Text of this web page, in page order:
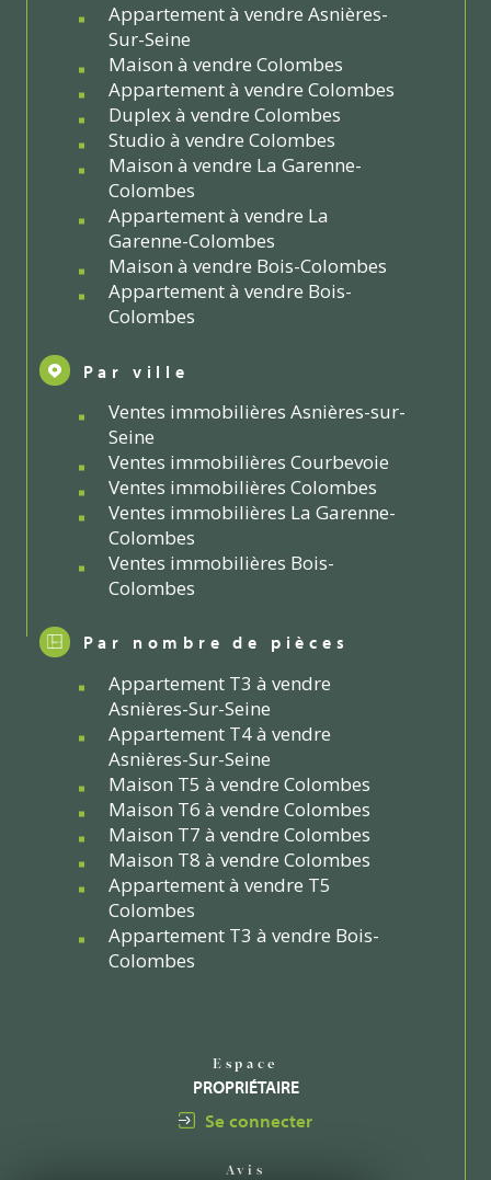
Appartement à vendre Asnières-
Sur-Seine
Maison à vendre Colombes
Appartement à vendre Colombes
Duplex à vendre Colombes
Studio à vendre Colombes
Maison à vendre La Garenne-
Colombes
Appartement à vendre La
Garenne-Colombes
Maison à vendre Bois-Colombes
Appartement à vendre Bois-
Colombes
Par ville
Ventes immobilières Asnières-sur-
Seine
Ventes immobilières Courbevoie
Ventes immobilières Colombes
Ventes immobilières La Garenne-
Colombes
Ventes immobilières Bois-
Colombes
Par nombre de pièces
Appartement T3 à vendre
Asnières-Sur-Seine
Appartement T4 à vendre
Asnières-Sur-Seine
Maison T5 à vendre Colombes
Maison T6 à vendre Colombes
Maison T7 à vendre Colombes
Maison T8 à vendre Colombes
Appartement à vendre T5
Colombes
Appartement T3 à vendre Bois-
Colombes
Espace
PROPRIÉTAIRE
Se connecter
Avis